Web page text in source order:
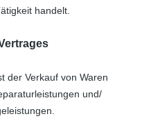
handelt.
der Verkauf von Waren
und/